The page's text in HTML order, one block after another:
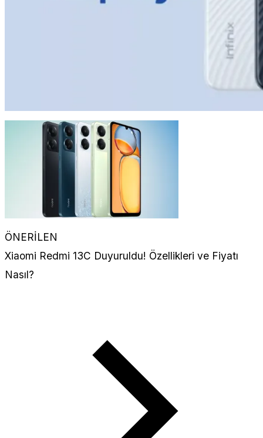
ÖNERİLEN
Xiaomi Redmi 13C Duyuruldu! Özellikleri ve Fiyatı
Nasıl?